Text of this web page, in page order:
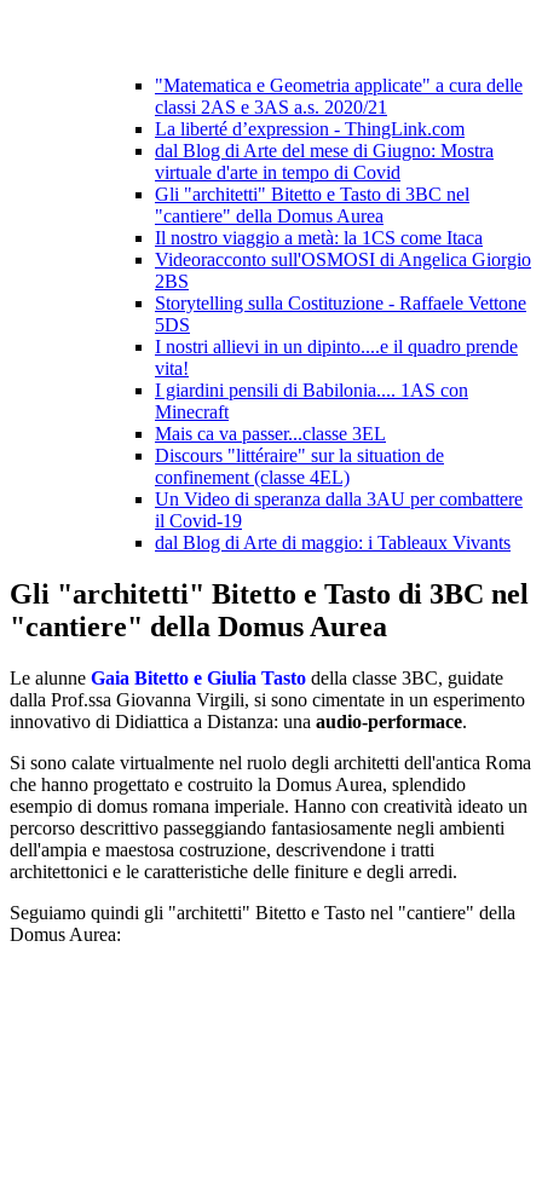
"Matematica e Geometria applicate" a cura delle
classi 2AS e 3AS a.s. 2020/21
La liberté d’expression - ThingLink.com
dal Blog di Arte del mese di Giugno: Mostra
virtuale d'arte in tempo di Covid
Gli "architetti" Bitetto e Tasto di 3BC nel
"cantiere" della Domus Aurea
Il nostro viaggio a metà: la 1CS come Itaca
Videoracconto sull'OSMOSI di Angelica Giorgio
2BS
Storytelling sulla Costituzione - Raffaele Vettone
5DS
I nostri allievi in un dipinto....e il quadro prende
vita!
I giardini pensili di Babilonia.... 1AS con
Minecraft
Mais ca va passer...classe 3EL
Discours "littéraire" sur la situation de
confinement (classe 4EL)
Un Video di speranza dalla 3AU per combattere
il Covid-19
dal Blog di Arte di maggio: i Tableaux Vivants
Gli "architetti" Bitetto e Tasto di 3BC nel
"cantiere" della Domus Aurea
Le alunne Gaia Bitetto e Giulia Tasto della classe 3BC, guidate
dalla Prof.ssa Giovanna Virgili, si sono cimentate in un esperimento
innovativo di Didiattica a Distanza: una audio-performace.
Si sono calate virtualmente nel ruolo degli architetti dell'antica Roma
che hanno progettato e costruito la Domus Aurea, splendido
esempio di domus romana imperiale. Hanno con creatività ideato un
percorso descrittivo passeggiando fantasiosamente negli ambienti
dell'ampia e maestosa costruzione, descrivendone i tratti
architettonici e le caratteristiche delle finiture e degli arredi.
Seguiamo quindi gli "architetti" Bitetto e Tasto nel "cantiere" della
Domus Aurea: